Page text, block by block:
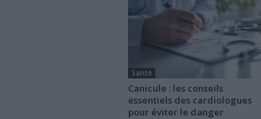
Santé
Canicule : les conseils
essentiels des cardiologues
pour éviter le danger